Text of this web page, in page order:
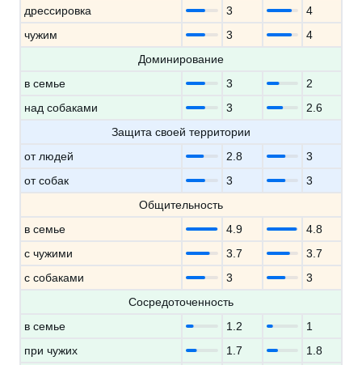
дрессировка
3
4
чужим
3
4
Доминирование
в семье
3
2
над собаками
3
2.6
Защита своей территории
от людей
2.8
3
от собак
3
3
Общительность
в семье
4.9
4.8
с чужими
3.7
3.7
с собаками
3
3
Сосредоточенность
в семье
1.2
1
при чужих
1.7 1.8